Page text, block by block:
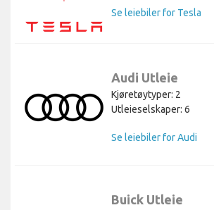
Se leiebiler for Tesla
Audi Utleie
Kjøretøytyper: 2
Utleieselskaper: 6
Se leiebiler for Audi
Buick Utleie